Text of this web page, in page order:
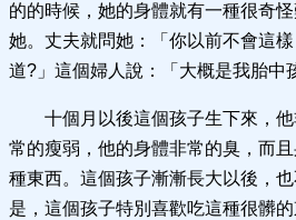
的的時候，她的身體就有一種很奇
她。丈夫就問她：「你以前不會這
道?」這個婦人說：「大概是我胎中
十個月以後這個孩子生下來，
常的瘦弱，他的身體非常的臭，而
種東西。這個孩子漸漸長大以後，
是，這個孩子特別喜歡吃這種很髒